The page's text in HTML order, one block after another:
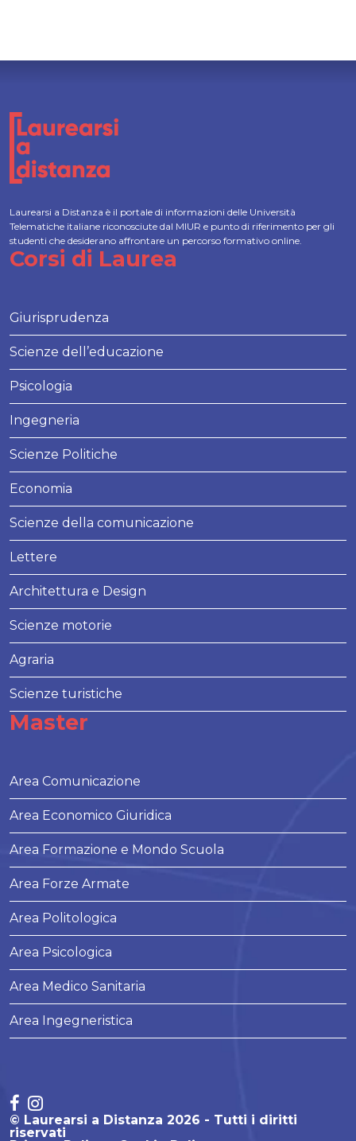
Laurearsi a Distanza è il portale di informazioni delle Università
Telematiche italiane riconosciute dal MIUR e punto di riferimento per gli
studenti che desiderano affrontare un percorso formativo online.
Corsi di Laurea
Giurisprudenza
Scienze dell’educazione
Psicologia
Ingegneria
Scienze Politiche
Economia
Scienze della comunicazione
Lettere
Architettura e Design
Scienze motorie
Agraria
Scienze turistiche
Master
Area Comunicazione
Area Economico Giuridica
Area Formazione e Mondo Scuola
Area Forze Armate
Area Politologica
Area Psicologica
Area Medico Sanitaria
Area Ingegneristica
© Laurearsi a Distanza 2026 - Tutti i diritti
riservati